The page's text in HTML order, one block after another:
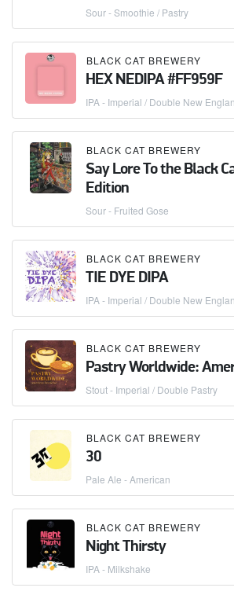
Sour - Smoothie / Pastry
BLACK CAT BREWERY
HEX NEDIPA #FF959F
IPA - Imperial / Double New
BLACK CAT BREWERY
Say Lore To the Black
Edition
Sour - Fruited Gose
BLACK CAT BREWERY
TIE DYE DIPA
IPA - Imperial / Double New
BLACK CAT BREWERY
Pastry Worldwide:
Stout - Imperial / Double Pastry
BLACK CAT BREWERY
30
Pale Ale - American
BLACK CAT BREWERY
Night Thirsty
IPA - Milkshake